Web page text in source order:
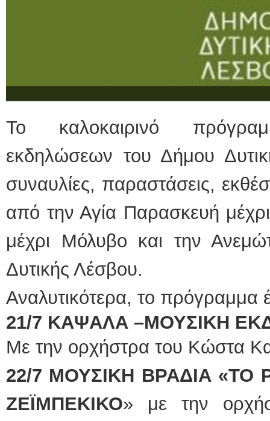
Το καλοκαιρινό
εκδηλώσεων του Δήμου
συναυλίες, παραστάσεις,
από την Αγία Παρασκευή
μέχρι Μόλυβο και την
Δυτικής Λέσβου.
Αναλυτικότερα, το πρόγραμμα
21/7 ΚΑΨΑΛΑ –ΜΟΥΣΙΚΗ
Με την ορχήστρα του Κώστα
22/7 ΜΟΥΣΙΚΗ ΒΡΑΔΙΑ «ΤΟ
ΖΕΪΜΠΕΚΙΚΟ» με την